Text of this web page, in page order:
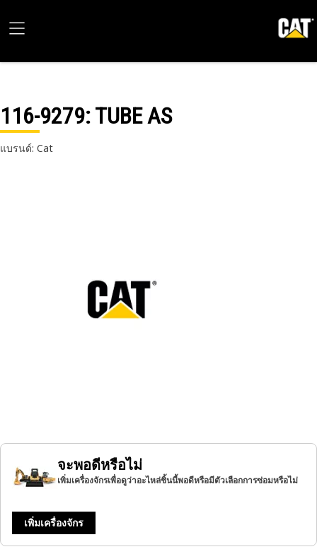
116-9279: TUBE AS
แบรนด์: Cat
จะพอดีหรือไม่
เพิ่มเครื่องจักรเพื่อดูว่าอะไหล่ชิ้นนี้พอดีหรือมีตัวเลือกการซ่อมหรือไม่
เพิ่มเครื่องจักร